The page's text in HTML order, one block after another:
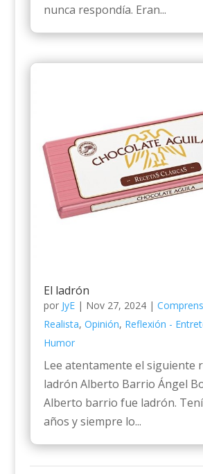
nunca respondía. Eran...
El ladrón
por JyE| Nov 27, 2024|
Realista, Opinión, Reflexión -
Humor
Lee atentamente el siguiente
ladrón Alberto Barrio Ángel
Alberto barrio fue ladrón.
años y siempre lo...